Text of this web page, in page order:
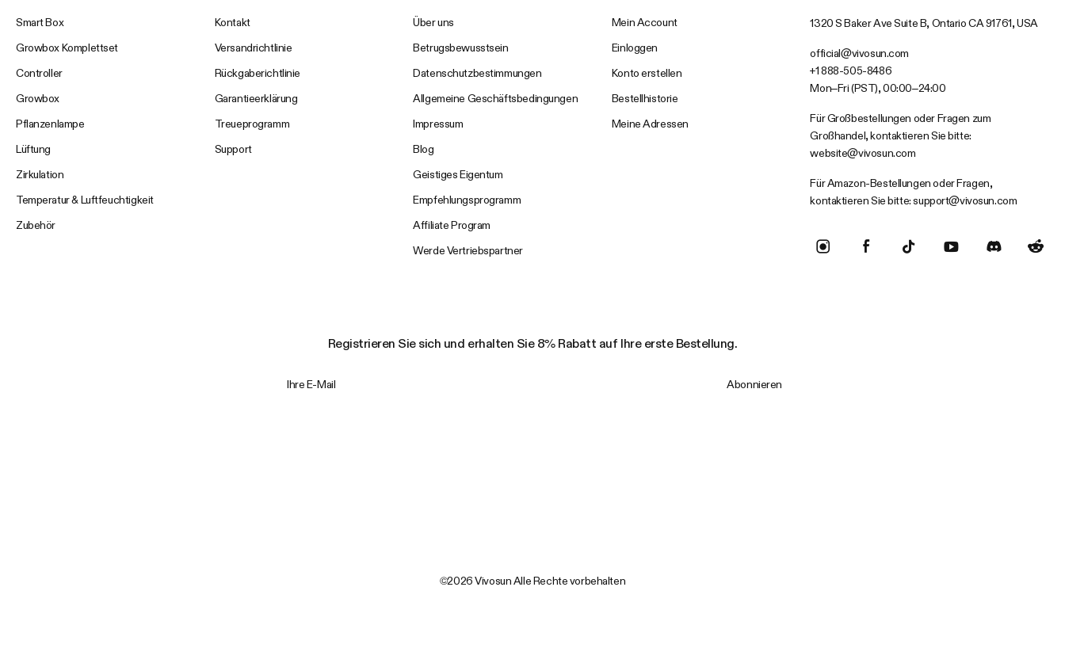
Smart Box
Growbox Komplettset
Controller
Growbox
Pflanzenlampe
Lüftung
Zirkulation
Temperatur & Luftfeuchtigkeit
Zubehör
Kontakt
Versandrichtlinie
Rückgaberichtlinie
Garantieerklärung
Treueprogramm
Support
Über uns
Betrugsbewusstsein
Datenschutzbestimmungen
Allgemeine Geschäftsbedingungen
Impressum
Blog
Geistiges Eigentum
Empfehlungsprogramm
Affiliate Program
Werde Vertriebspartner
Mein Account
Einloggen
Konto erstellen
Bestellhistorie
Meine Adressen
1320 S Baker Ave Suite B, Ontario CA 91761, USA
official@vivosun.com
+1 888-505-8486
Mon–Fri (PST), 00:00–24:00
Für Großbestellungen oder Fragen zum
Großhandel, kontaktieren Sie bitte:
website@vivosun.com
Für Amazon-Bestellungen oder Fragen,
kontaktieren Sie bitte:support@vivosun.com
Registrieren Sie sich und erhalten Sie 8% Rabatt auf Ihre erste Bestellung.
Abonnieren
©2026 Vivosun Alle Rechte vorbehalten